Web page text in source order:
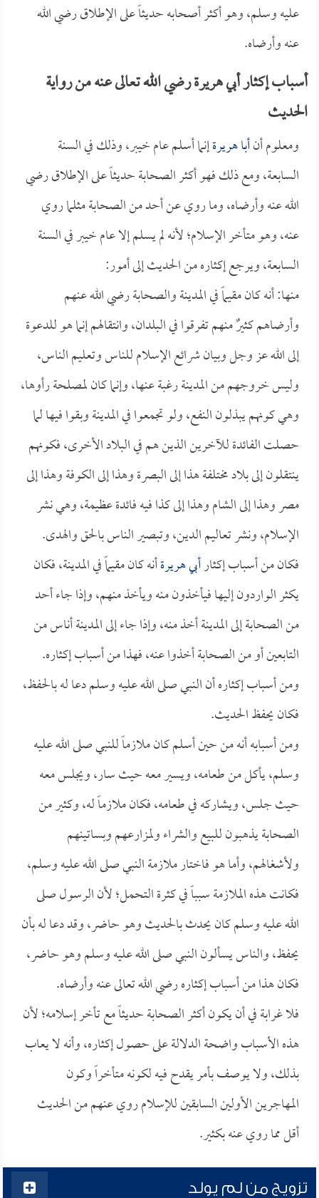
عليه وسلم، وهو أكثر أصحابه حديثاً على الإطلاق رضي الله
عنه وأرضاه.
أسباب إكثار أبي هريرة رضي الله تعالى عنه من رواية
الحديث
ومعلوم أنأبا هريرةإنما أسلم عام خيبر، وذلك في السنة
السابعة، ومع ذلك فهو أكثر الصحابة حديثاً على الإطلاق رضي
الله عنه وأرضاه، وما روي عن أحد من الصحابة مثلما روي
عنه، وهو متأخر الإسلام؛ لأنه لم يسلم إلا عام خيبر في السنة
السابعة، ويرجع إكثاره من الحديث إلى أمور:
منها: أنه كان مقيماً في المدينة والصحابة رضي الله عنهم
وأرضاهم كثيرٌ منهم تفرقوا في البلدان، وانتقالهم إنما هو للدعوة
إلى الله عز وجل وبيان شرائع الإسلام للناس وتعليم الناس،
وليس خروجهم من المدينة رغبة عنها، وإنما كان لمصلحة رأوها،
وهي كونهم يبذلون النفع، ولو تجمعوا في المدينة وبقوا فيها لما
حصلت الفائدة للآخرين الذين هم في البلاد الأخرى، فكونهم
ينتقلون إلى بلاد مختلفة هذا إلى البصرة وهذا إلى الكوفة وهذا إلى
مصر وهذا إلى الشام وهذا إلى كذا فيه فائدة عظيمة، وهي نشر
الإسلام، ونشر تعاليم الدين، وتبصير الناس بالحق والهدى.
فكان من أسباب إكثارأبي هريرةأنه كان مقيماً في المدينة، فكان
يكثر الواردون إليها فيأخذون منه ويأخذ منهم، وإذا جاء أحد
من الصحابة إلى المدينة أخذ منه، وإذا جاء إلى المدينة أناس من
التابعين أو من الصحابة أخذوا عنه، فهذا من أسباب إكثاره.
ومن أسباب إكثاره أن النبي صلى الله عليه وسلم دعا له بالحفظ،
فكان يحفظ الحديث.
ومن أسبابه أنه من حين أسلم كان ملازماً للنبي صلى الله عليه
وسلم، يأكل من طعامه، ويسير معه حيث سار، ويجلس معه
حيث جلس، ويشاركه في طعامه، فكان ملازماً له، وكثير من
الصحابة يذهبون للبيع والشراء ولمزارعهم وبساتينهم
ولأشغالهم، وأما هو فاختار ملازمة النبي صلى الله عليه وسلم،
فكانت هذه الملازمة سبباً في كثرة التحمل؛ لأن الرسول صلى
الله عليه وسلم كان يحدث بالحديث وهو حاضر، وقد دعا له بأن
يحفظ، والناس يسألون النبي صلى الله عليه وسلم وهو حاضر،
فكان هذا من أسباب إكثاره رضي الله تعالى عنه وأرضاه.
فلا غرابة في أن يكون أكثر الصحابة حديثاً مع تأخر إسلامه؛ لأن
هذه الأسباب واضحة الدلالة على حصول إكثاره، وأنه لا يعاب
بذلك، ولا يوصف بأمر يقدح فيه لكونه متأخراً وكون
المهاجرين الأولين السابقين للإسلام روي عنهم من الحديث
أقل مما روي عنه بكثير.
تزويج من لم يولد